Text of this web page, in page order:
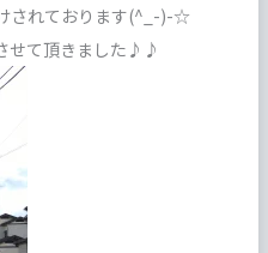
されております(^_-)-☆
せて頂きました♪♪